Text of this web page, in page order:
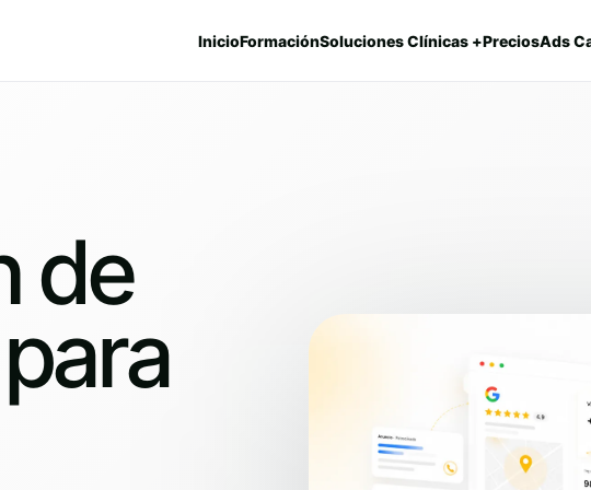
InicioFormaciónSoluciones Clínicas +PreciosAds
de